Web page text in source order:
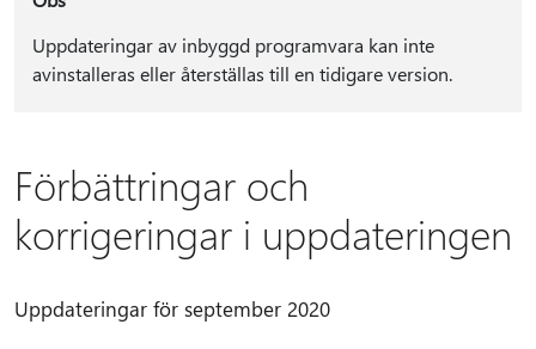
Uppdateringar av inbyggd programvara kan inte
avinstalleras eller återställas till en tidigare version.
Förbättringar och
korrigeringar i uppdateringen
Uppdateringar för september 2020